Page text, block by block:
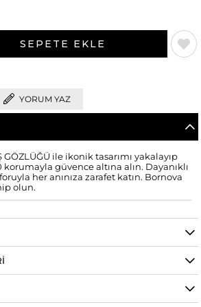
YORUM YAZ
GÖZLÜĞÜ ile ikonik tasarımı yakalayıp
güvence altına alın. Dayanıklı
her anınıza zarafet katın. Bornova
olun.